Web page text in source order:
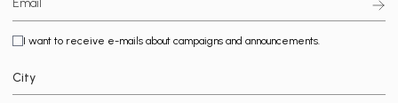
I want to receive e-mails about campaigns and announcements.
City